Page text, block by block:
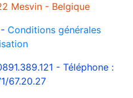
Mesvin - Belgique
Conditions générales
- Téléphone :
67.20.27